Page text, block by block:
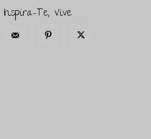
Inspira-Te, Vive